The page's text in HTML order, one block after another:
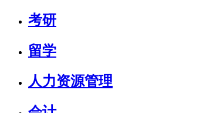
考研
留学
人力资源管理